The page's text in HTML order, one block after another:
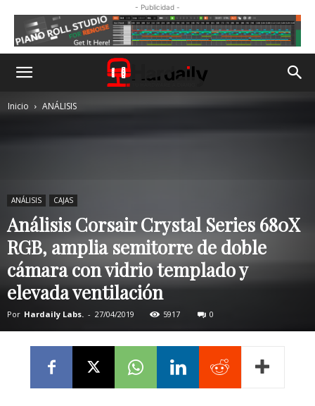
- Publicidad -
Inicio ANÁLISIS
ANÁLISIS CAJAS
Análisis Corsair Crystal Series 680X
RGB, amplia semitorre de doble
cámara con vidrio templado y
elevada ventilación
Por Hardaily Labs. - 27/04/2019 5917 0